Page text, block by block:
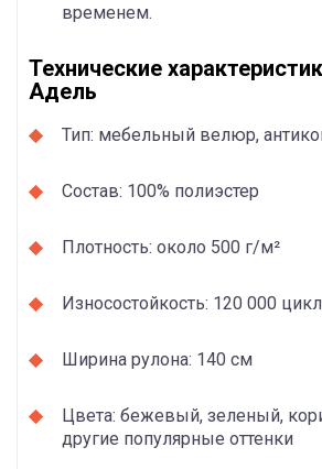
временем.
Технические
Адель
Тип: мебельный велюр,
Состав: 100% полиэстер
Плотность: около 500 г/м²
Износостойкость: 120 000
Ширина рулона: 140 см
Цвета: бежевый, зеленый,
другие популярные оттенки